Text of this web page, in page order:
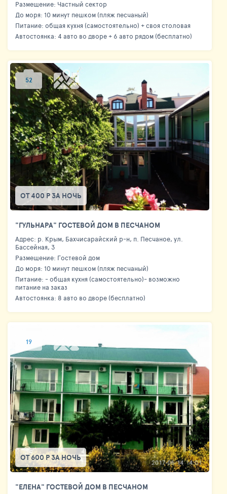
Размещение: Частный сектор
До моря: 10 минут пешком (пляж песчаный)
Питание: общая кухня (самостоятельно) + своя столовая
Автостоянка: 4 авто во дворе + 6 авто рядом (бесплатно)
52
ОТ 400 Р ЗА НОЧЬ
"ГУЛЬНАРА" ГОСТЕВОЙ ДОМ В ПЕСЧАНОМ
Адрес: р. Крым, Бахчисарайский р-н, п. Песчаное, ул.
Бассейная, 3
Размещение: Гостевой дом
До моря: 10 минут пешком (пляж песчаный)
Питание: - общая кухня (самостоятельно)- возможно
питание на заказ
Автостоянка: 8 авто во дворе (бесплатно)
19
ОТ 600 Р ЗА НОЧЬ
"ЕЛЕНА" ГОСТЕВОЙ ДОМ В ПЕСЧАНОМ